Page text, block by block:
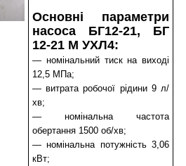
Основні параметри
насоса БГ12-21, БГ
12-21 М УХЛ4:
— номінальний тиск на виході
12,5 МПа;
— витрата робочої рідини 9 л/
хв;
— номінальна частота
обертання 1500 об/хв;
— номінальна потужність 3,06
кВт;